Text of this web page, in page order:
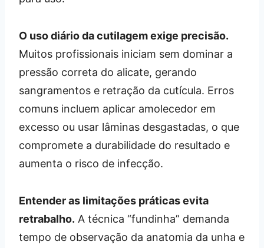
O uso diário da cutilagem exige precisão.
Muitos profissionais iniciam sem dominar a
pressão correta do alicate, gerando
sangramentos e retração da cutícula. Erros
comuns incluem aplicar amolecedor em
excesso ou usar lâminas desgastadas, o que
compromete a durabilidade do resultado e
aumenta o risco de infecção.
Entender as limitações práticas evita
retrabalho. A técnica “fundinha” demanda
tempo de observação da anatomia da unha e